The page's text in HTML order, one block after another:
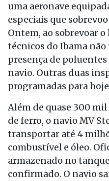
uma aeronave
especiais que
Ontem, ao sobrevoar
técnicos do Ibama
presença de
navio. Outras duas
programadas para
Além de quase 300
de ferro, o navio MV
transportar até 4
combustível e óleo.
armazenado no
confirmado. O navio